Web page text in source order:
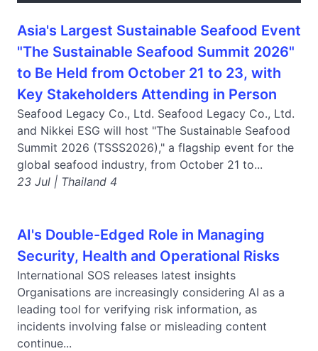
Asia's Largest Sustainable Seafood Event
"The Sustainable Seafood Summit 2026"
to Be Held from October 21 to 23, with
Key Stakeholders Attending in Person
Seafood Legacy Co., Ltd. Seafood Legacy Co., Ltd.
and Nikkei ESG will host "The Sustainable Seafood
Summit 2026 (TSSS2026)," a flagship event for the
global seafood industry, from October 21 to...
23 Jul | Thailand 4
AI's Double-Edged Role in Managing
Security, Health and Operational Risks
International SOS releases latest insights
Organisations are increasingly considering AI as a
leading tool for verifying risk information, as
incidents involving false or misleading content
continue...